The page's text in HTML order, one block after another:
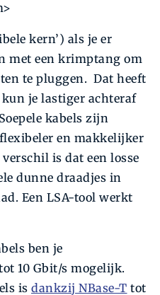
kern’) als je er
met een krimptang om
te pluggen. Dat heeft
je lastiger achteraf
kabels zijn
en makkelijker
is dat een losse
dunne draadjes in
Een LSA-tool werkt
ben je
10 Gbit/s mogelijk.
is dankzij NBase-T tot